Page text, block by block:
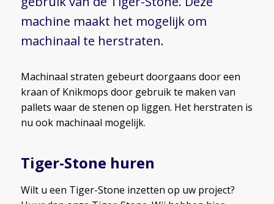
machine maakt het mogelijk om
machinaal te herstraten.
Machinaal straten gebeurt doorgaans door een
kraan of Knikmops door gebruik te maken van
pallets waar de stenen op liggen. Het herstraten is
nu ook machinaal mogelijk.
Tiger-Stone huren
Wilt u een Tiger-Stone inzetten op uw project?